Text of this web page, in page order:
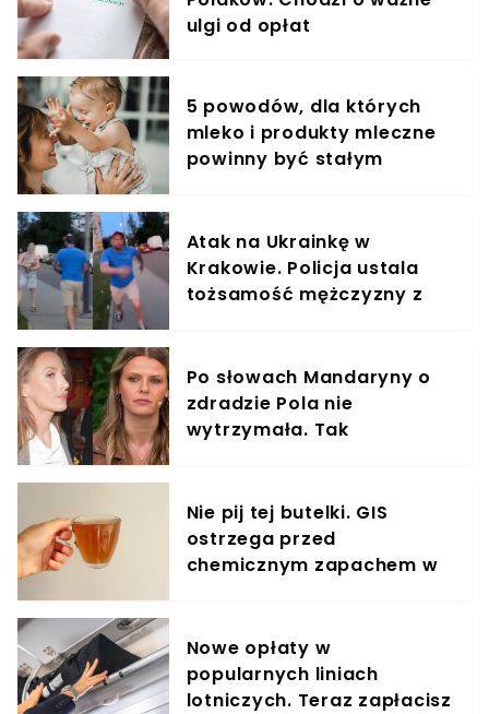
ulgi od opłat
5 powodów, dla których
mleko i produkty mleczne
powinny być stałym
Atak na Ukrainkę w
Krakowie. Policja ustala
tożsamość mężczyzny z
Po słowach Mandaryny o
zdradzie Pola nie
wytrzymała. Tak
Nie pij tej butelki. GIS
ostrzega przed
chemicznym zapachem w
Nowe opłaty w
popularnych liniach
lotniczych. Teraz zapłacisz